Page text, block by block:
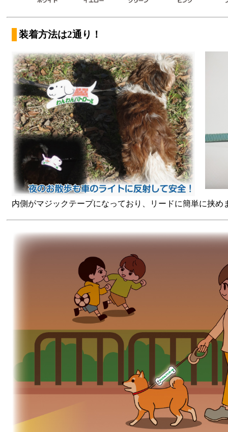
装着方法は2通り！
内側がマジックテープになっており、リードに簡単に挟め